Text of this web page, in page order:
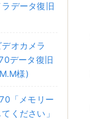
データ復旧
オカメラ
データ復旧
様)
「メモリー
ください」